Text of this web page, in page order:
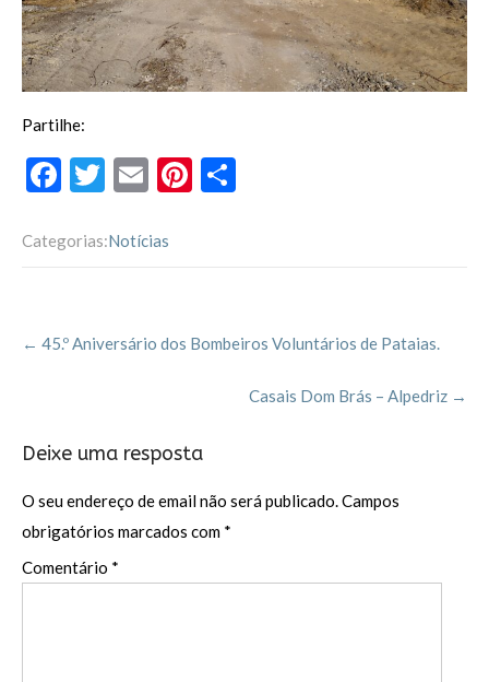
Partilhe:
F
e
o
T
itt
E
ai
Pi
Categorias:Notícias
navigation
← 45.º Aniversário dos Bombeiros Voluntários de Pataias.
Casais Dom Brás – Alpedriz →
Deixe uma resposta
O seu endereço de email não será publicado.Campos
obrigatórios marcados com *
Comentário *